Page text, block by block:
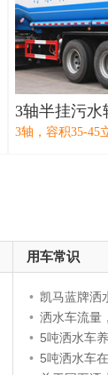
3轴半挂污水
3轴，容积35-45
用车常识
• 凯马蓝牌洒
• 洒水车流量
• 5吨洒水车
• 5吨洒水车在